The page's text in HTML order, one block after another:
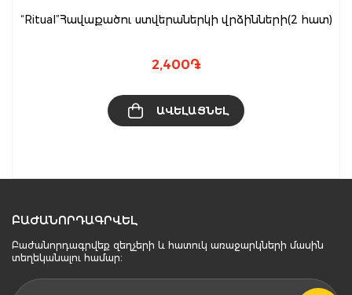
“Ritual”Հավաքածու ստվերաներկի վրձինների(2 հատ)
2,400֏
ԱՎԵԼԱՑՆԵԼ
ԲԱԺԱՆՈՐԴԱԳՐՎԵԼ
Բաժանորդագրվեք զեղչերի և հատուկ առաջարկների մասին
տեղեկանալու համար։